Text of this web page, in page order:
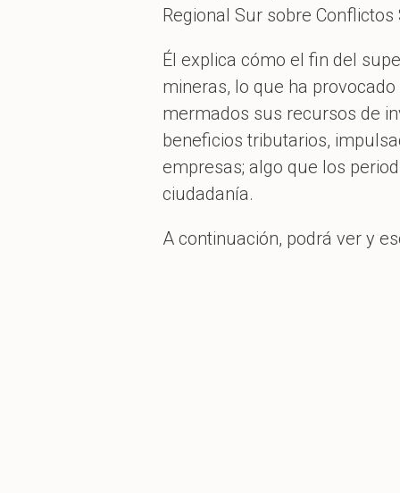
Regional Sur sobre
Él explica cómo el fin del
mineras, lo que ha
mermados sus recursos de
beneficios tributarios,
empresas; algo que los
ciudadanía.
A continuación, podrá ver y